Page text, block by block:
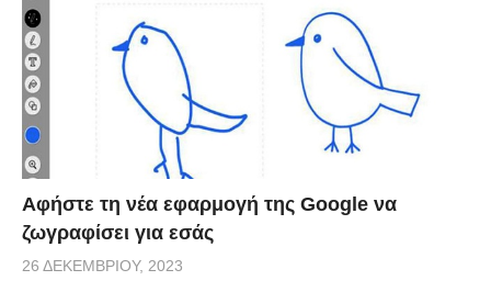
Αφήστε τη νέα εφαρμογή της Google να
ζωγραφίσει για εσάς
26 ΔΕΚΕΜΒΡΊΟΥ, 2023